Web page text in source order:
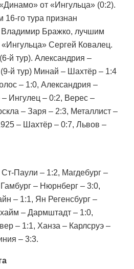
от «Ингульца» (0:2).
го тура признан
Владимир Бражко, лучшим
Сергей Ковалец.
й тур). Александрия –
й тур) Минай – Шахтёр – 1:4
– 1:0, Александрия –
Ингулец – 0:2, Верес –
– Заря – 2:3, Металлист –
– Шахтёр – 0:7, Львов –
Паули – 1:2, Магдебург –
– Нюрнберг – 3:0,
– 1:1, Ян Регенсбург –
– Дармштадт – 1:0,
– 1:1, Ханза – Карлсруэ –
– 3:3.